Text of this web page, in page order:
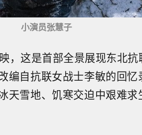
小演员张慧子
，这是首部全景展现东北
编自抗联女战士李敏的回
天雪地、饥寒交迫中艰难